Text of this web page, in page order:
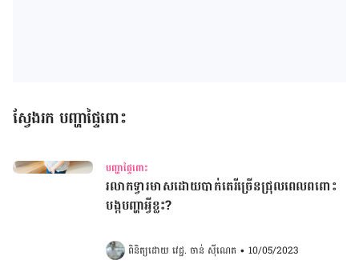
ស្វែងរក បញ្ហាផ្ទៃពោះ
បញ្ហាផ្ទៃពោះ
រលាកទ្វារមាសដោយបាក់តេរីច្រើនជ្រុលពេលពពោះ
បង្កបញ្ហាអ្វីខ្លះ?
ពិនិត្យដោយ វេជ្ជ. ចាន់ ស៊ីណេត • 10/05/2023